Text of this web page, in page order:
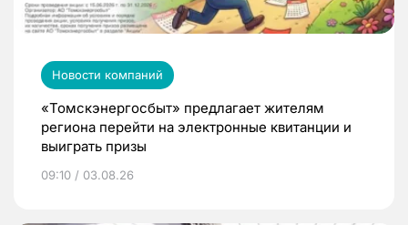
Новости компаний
«Томскэнергосбыт» предлагает жителям
региона перейти на электронные квитанции и
выиграть призы
09:10 / 03.08.26